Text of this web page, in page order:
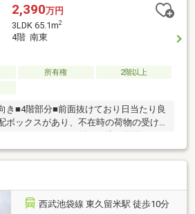
2,390万円
3LDK 65.1m2
4階 南東
所有権
2階以上
き■4階部分■前面抜けており日当たり良
ボックスがあり、不在時の荷物の受け
。○オートロック付きで防犯面嬉しい
周辺施設充実・オザム 下里店まで約
）・セブンイレブン下里五丁目南店まで
分）・市立第七小学校まで約800m（徒
下里中学校まで徒歩約400m（徒歩約5
局 東久留米市下里店まで約290m（徒歩
西武池袋線 東久留米駅 徒歩10分